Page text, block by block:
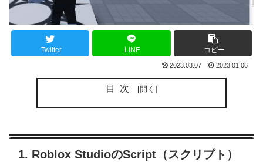
Twitter LINE コピー
2023.03.07 2023.01.06
目次
1. Roblox StudioのScript（スクリプト）